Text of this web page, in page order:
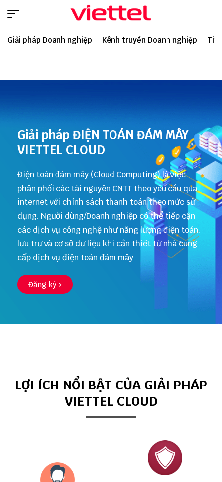
Giải pháp Doanh nghiệp Kênh truyền Doanh nghiệp Tin
Giải pháp ĐIỆN TOÁN ĐÁM MÂY
VIETTEL CLOUD
Điện toán đám mây (Cloud Computing) là việc
phân phối các tài nguyên CNTT theo yêu cầu qua
internet với chính sách thanh toán theo mức sử
dụng. Người dùng/Doanh nghiệp có thể tiếp cận
các dịch vụ công nghệ như năng lượng điện toán,
lưu trữ và cơ sở dữ liệu khi cần thiết từ nhà cung
cấp dịch vụ điện toán đám mây
Đăng ký
LỢI ÍCH NỔI BẬT CỦA GIẢI PHÁP
VIETTEL CLOUD